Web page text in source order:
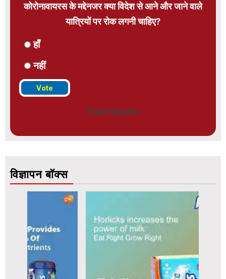
कोरोनावायरस के मद्देनजर क्या विदेश से आने और जाने वाले
यात्रियों पर रोक लगनी चाहिए?
हाँ
नहीं
View Results
विज्ञापन बॉक्स